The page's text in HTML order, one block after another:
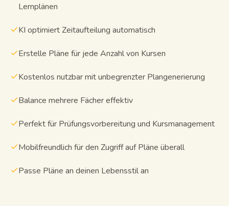
Lernplänen
KI optimiert Zeitaufteilung automatisch
Erstelle Pläne für jede Anzahl von Kursen
Kostenlos nutzbar mit unbegrenzter Plangenerierung
Balance mehrere Fächer effektiv
Perfekt für Prüfungsvorbereitung und Kursmanagement
Mobilfreundlich für den Zugriff auf Pläne überall
Passe Pläne an deinen Lebensstil an